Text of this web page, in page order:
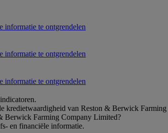
kredietwaardigheid van Reston & Berwick
Berwick Farming Company Limited?
en financiële informatie.